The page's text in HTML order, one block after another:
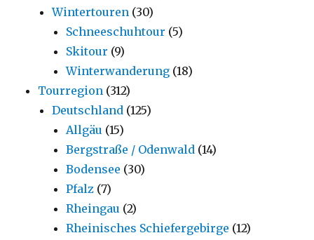
Wintertouren (30)
Schneeschuhtour (5)
Skitour (9)
Winterwanderung (18)
Tourregion (312)
Deutschland (125)
Allgäu (15)
Bergstraße / Odenwald (14)
Bodensee (30)
Pfalz (7)
Rheingau (2)
Rheinisches Schiefergebirge (12)